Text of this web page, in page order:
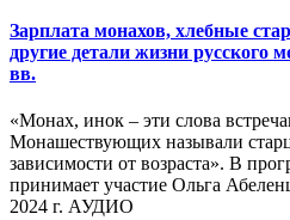
Зарплата монахов, хлебные
другие детали жизни
вв.
«Монах, инок – эти слова
Монашествующих называли
зависимости от возраста». В
принимает участие Ольга
2024 г. АУДИО